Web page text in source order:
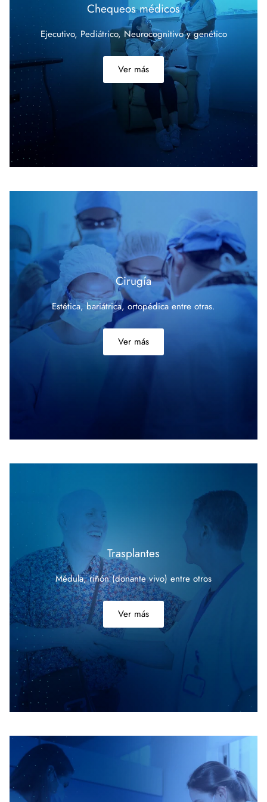
Chequeos médicos
Ejecutivo, Pediátrico, Neurocognitivo y genético
Ver más
Cirugía
Estética, bariátrica, ortopédica entre otras.
Ver más
Trasplantes
Médula, riñón (donante vivo) entre otros
Ver más